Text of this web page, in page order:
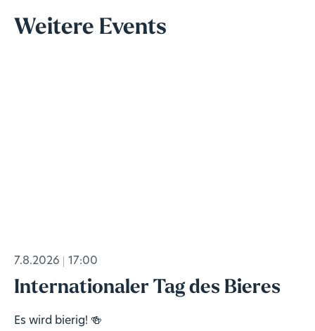
Weitere Events
7.8.2026 17:00
Internationaler Tag des Bieres
Es wird bierig! 🍻